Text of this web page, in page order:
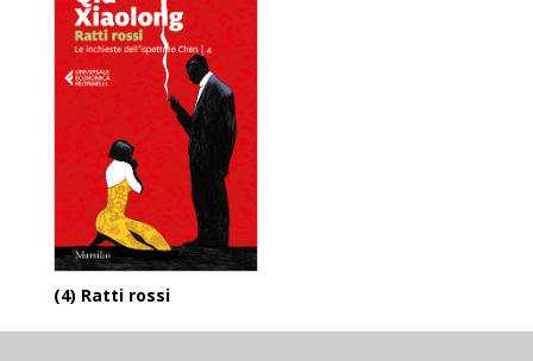
(4) Ratti rossi